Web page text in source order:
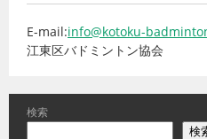
E-mail:info@kotoku-
江東区バドミントン協会
検索
検